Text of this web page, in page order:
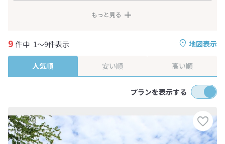
もっと見る
地図表示
9 件中 1～9件表示
人気順 安い順 高い順
プランを表示する